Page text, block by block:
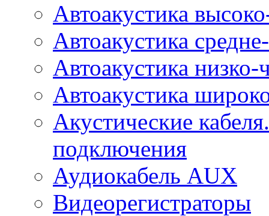
Автоакустика
Автоакустика
Автоакустика низко-
Автоакустика
Акустические
подключения
Аудиокабель AUX
Видеорегистраторы